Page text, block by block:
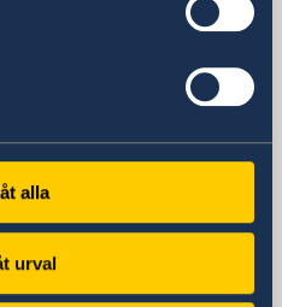
alla
urval